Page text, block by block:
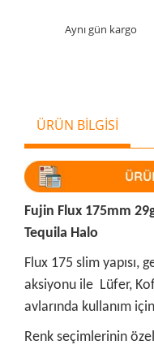
Aynı gün kargo
ÜRÜN BİLGİSİ
Fujin Flux 175mm
Tequila Halo
Flux 175 slim yapısı,
aksiyonu ile Lüfer,
avlarında kullanım
Renk seçimlerinin